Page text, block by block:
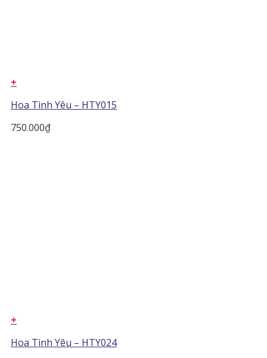
+
Hoa Tình Yêu – HTY015
750.000₫
+
Hoa Tình Yêu – HTY024